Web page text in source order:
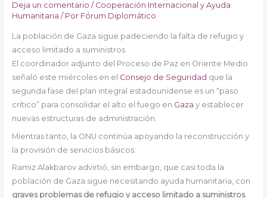
Deja un comentario / Cooperación Internacional y Ayuda
Humanitaria / Por Fórum Diplomático
La población de Gaza sigue padeciendo la falta de refugio y
acceso limitado a suministros
El coordinador adjunto del Proceso de Paz en Oriente Medio
señaló este miércoles en el Consejo de Seguridad que la
segunda fase del plan integral estadounidense es un “paso
crítico” para consolidar el alto el fuego en Gaza y establecer
nuevas estructuras de administración.
Mientras tanto, la ONU continúa apoyando la reconstrucción y
la provisión de servicios básicos.
Ramiz Alakbarov advirtió, sin embargo, que casi toda la
población de Gaza sigue necesitando ayuda humanitaria, con
graves problemas de refugio y acceso limitado a suministros.